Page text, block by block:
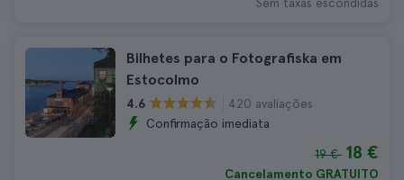
Bilhetes para o Fotografiska em
Estocolmo
4.6
420 avaliações
Confirmação imediata
19 € 18 €
Cancelamento GRATUITO